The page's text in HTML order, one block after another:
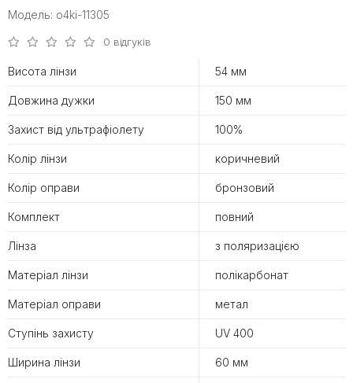
Модель: o4ki-11305
0 відгуків
Висота лінзи 54 мм
Довжина дужки 150 мм
Захист від ультрафіолету 100%
Колір лінзи коричневий
Колір оправи бронзовий
Комплект повний
Лінза з поляризацією
Матеріал лінзи полікарбонат
Матеріал оправи метал
Ступінь захисту UV 400
Ширина лінзи 60 мм